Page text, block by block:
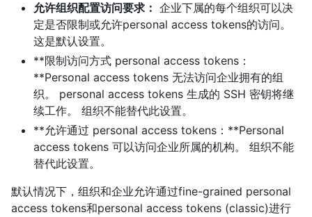
允许组织配置访问要求： 企业下属的每个组织可以决
定是否限制或允许personal access tokens的访问。
这是默认设置。
**限制访问方式 personal access tokens：
**Personal access tokens 无法访问企业拥有的组
织。 personal access tokens 生成的 SSH 密钥将继
续工作。 组织不能替代此设置。
**允许通过 personal access tokens：**Personal
access tokens 可以访问企业所属的机构。 组织不能
替代此设置。
默认情况下，组织和企业允许通过fine-grained personal
access tokens和personal access tokens (classic)进行